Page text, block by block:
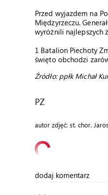
Przed wyjazdem na
Międzyrzeczu.
wyróżnili najlepszych
1 Batalion Piechoty
święto obchodzi
Źródło: ppłk Michał
PZ
autor zdjęć: st. chor.
dodaj komentarz